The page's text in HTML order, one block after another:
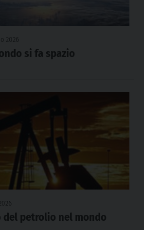
si fa spazio
del petrolio nel mondo